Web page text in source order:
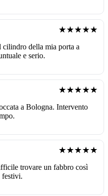
★★★★★
della mia porta a
e serio.
★★★★★
a Bologna. Intervento
★★★★★
trovare un fabbro così
festivi.